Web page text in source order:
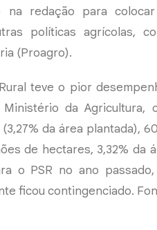
na redação para
políticas agrícolas,
(Proagro).
teve o pior
da Agricultura,
da área plantada),
de hectares, 3,32% da
o PSR no ano
ficou contingenciado.